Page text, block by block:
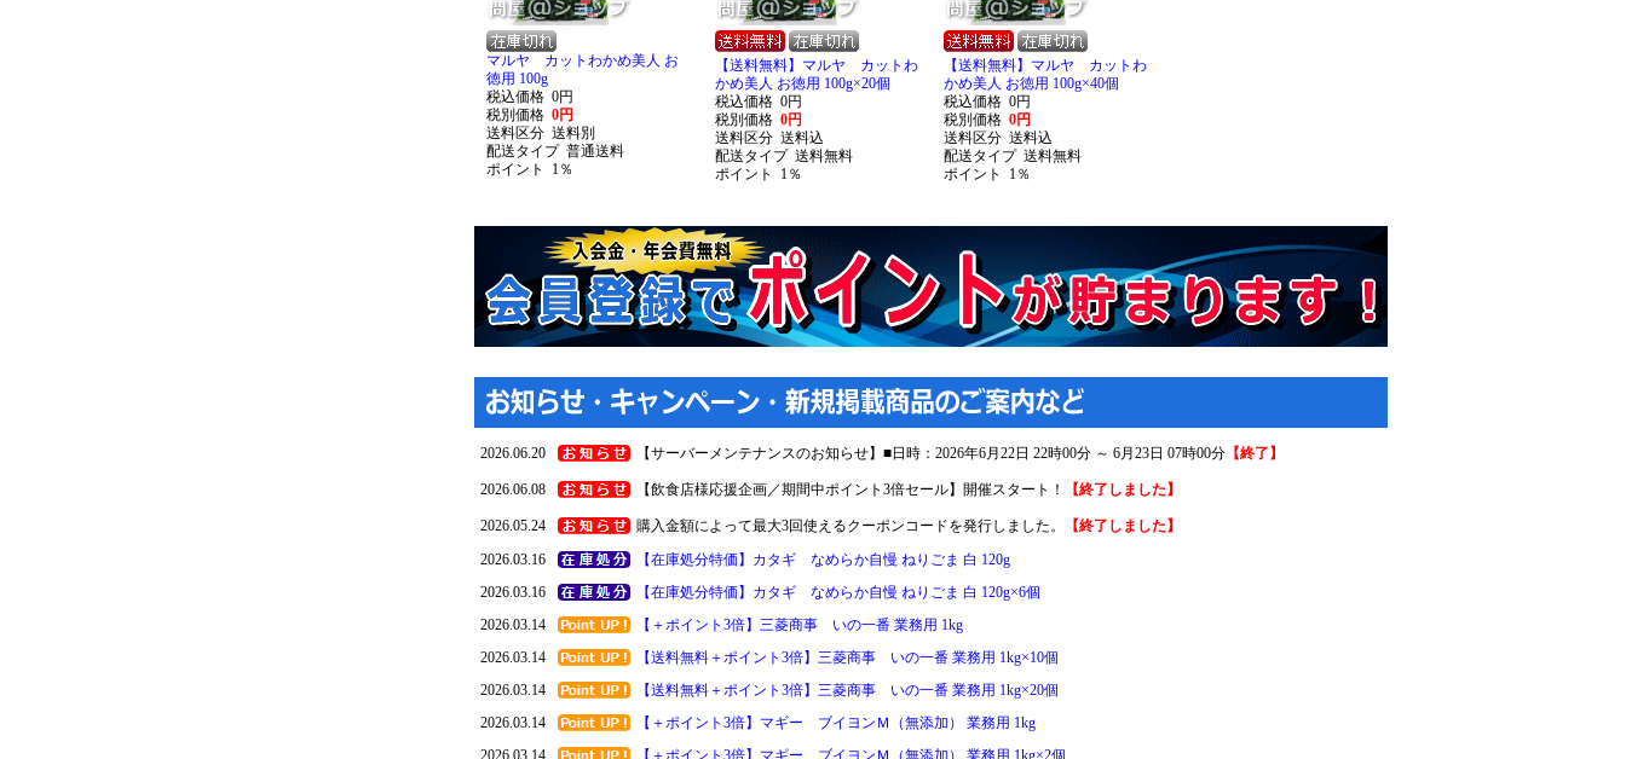
マルヤ カットわかめ美人 お
徳用 100g
税込価格 0円
税別価格 0円
送料区分 送料別
配送タイプ 普通送料
ポイント 1％
【送料無料】マルヤ カットわ
かめ美人 お徳用 100g×20個
税込価格 0円
税別価格 0円
送料区分 送料込
配送タイプ 送料無料
ポイント 1％
【送料無料】マルヤ カットわ
かめ美人 お徳用 100g×40個
税込価格 0円
税別価格 0円
送料区分 送料込
配送タイプ 送料無料
ポイント 1％
2026.06.20 【サーバーメンテナンスのお知らせ】■日時：2026年6月22日 22時00分 ～ 6月23日 07時00分 【終了】
2026.06.08 【飲食店様応援企画／期間中ポイント3倍セール】開催スタート！ 【終了しました】
2026.05.24 購入金額によって最大3回使えるクーポンコードを発行しました。
【終了しました】
2026.03.16
【在庫処分特価】カタギ なめらか自慢 ねりごま 白 120g
2026.03.16
【在庫処分特価】カタギ なめらか自慢 ねりごま 白 120g×6個
2026.03.14
【＋ポイント3倍】三菱商事 いの一番 業務用 1kg
2026.03.14
【送料無料＋ポイント3倍】三菱商事 いの一番 業務用 1kg×10個
2026.03.14
【送料無料＋ポイント3倍】三菱商事 いの一番 業務用 1kg×20個
2026.03.14
【＋ポイント3倍】マギー ブイヨンＭ（無添加） 業務用 1kg
2026.03.14
【＋ポイント3倍】マギー ブイヨンＭ（無添加） 業務用 1kg×2個